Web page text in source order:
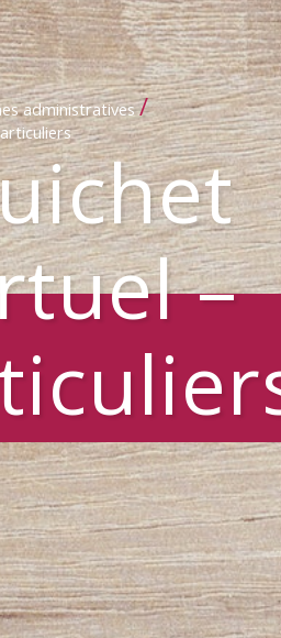
administratives /
–